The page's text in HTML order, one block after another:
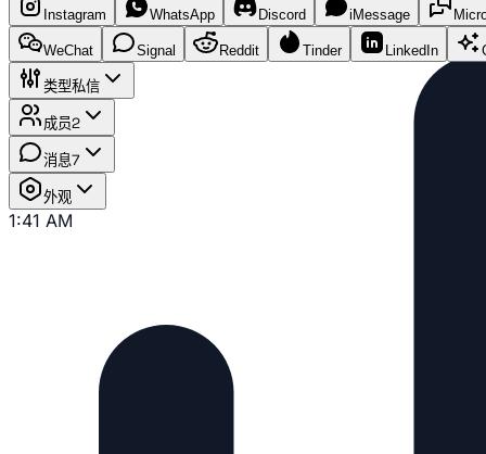
Instagram WhatsApp Discord iMessage
WeChat Signal Reddit Tinder LinkedIn
类型私信
成员2
消息7
外观
1:41 AM